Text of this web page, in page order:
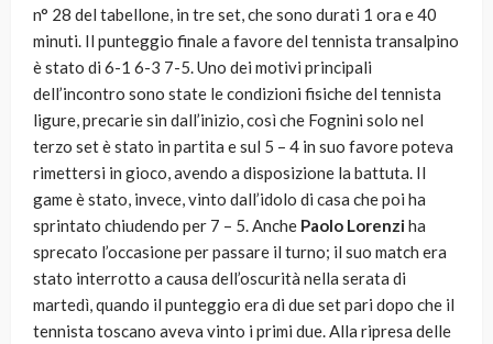
n° 28 del tabellone, in tre set, che sono durati 1 ora e 40
minuti. Il punteggio finale a favore del tennista transalpino
è stato di 6-1 6-3 7-5. Uno dei motivi principali
dell’incontro sono state le condizioni fisiche del tennista
ligure, precarie sin dall’inizio, così che Fognini solo nel
terzo set è stato in partita e sul 5 – 4 in suo favore poteva
rimettersi in gioco, avendo a disposizione la battuta. Il
game è stato, invece, vinto dall’idolo di casa che poi ha
sprintato chiudendo per 7 – 5. Anche Paolo Lorenziha
sprecato l’occasione per passare il turno; il suo match era
stato interrotto a causa dell’oscurità nella serata di
martedì, quando il punteggio era di due set pari dopo che il
tennista toscano aveva vinto i primi due. Alla ripresa delle